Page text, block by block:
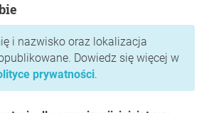
i nazwisko oraz lokalizacja
Dowiedz się więcej w
prywatności.